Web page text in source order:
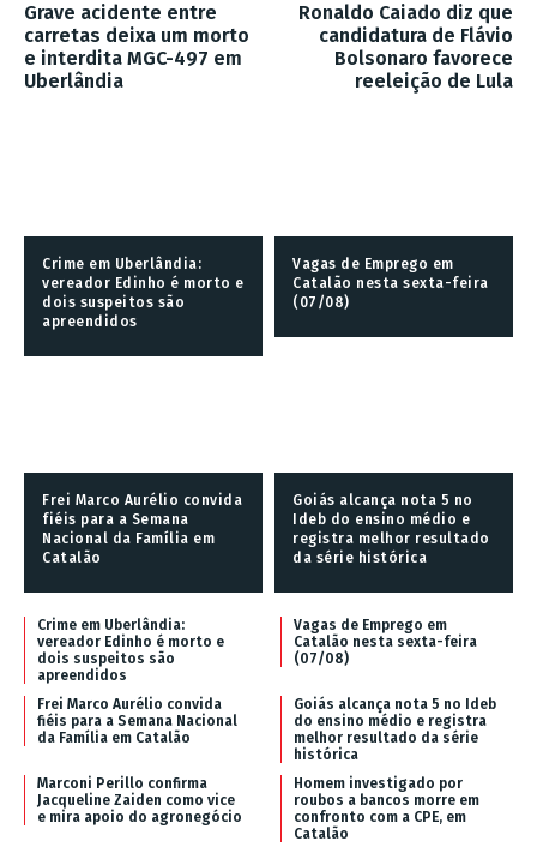
Grave acidente entre
carretas deixa um morto
e interdita MGC-497 em
Uberlândia
Ronaldo Caiado diz que
candidatura de Flávio
Bolsonaro favorece
reeleição de Lula
Crime em Uberlândia:
vereador Edinho é morto e
dois suspeitos são
apreendidos
Vagas de Emprego em
Catalão nesta sexta-feira
(07/08)
Frei Marco Aurélio convida
fiéis para a Semana
Nacional da Família em
Catalão
Goiás alcança nota 5 no
Ideb do ensino médio e
registra melhor resultado
da série histórica
Crime em Uberlândia:
vereador Edinho é morto e
dois suspeitos são
apreendidos
Vagas de Emprego em
Catalão nesta sexta-feira
(07/08)
Frei Marco Aurélio convida
fiéis para a Semana Nacional
da Família em Catalão
Goiás alcança nota 5 no Ideb
do ensino médio e registra
melhor resultado da série
histórica
Marconi Perillo confirma
Jacqueline Zaiden como vice
e mira apoio do agronegócio
Homem investigado por
roubos a bancos morre em
confronto com a CPE, em
Catalão